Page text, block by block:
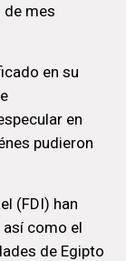
de mes
en su
en
pudieron
(FDI) han
como el
de Egipto